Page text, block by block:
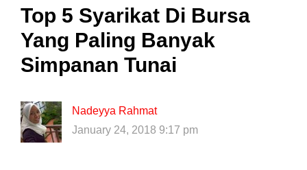
Top 5 Syarikat Di Bursa
Yang Paling Banyak
Simpanan Tunai
Nadeyya Rahmat
January 24, 2018 9:17 pm